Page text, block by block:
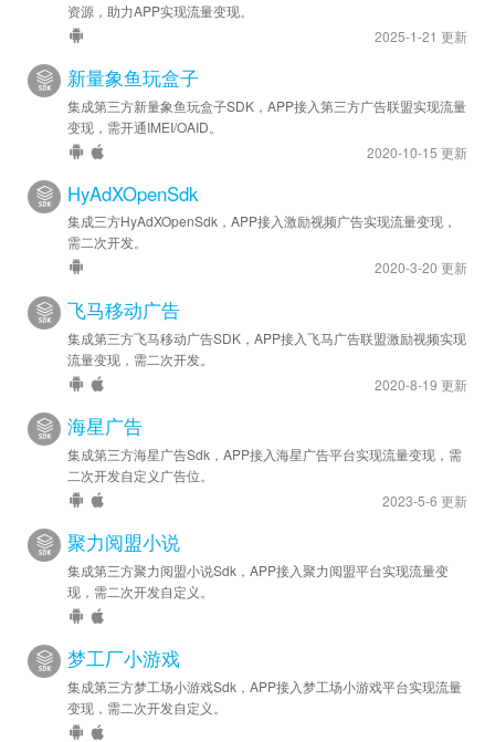
安卓优化 - SDK 升级至 v1.22.09.17
2022-08-23
安卓优化 - SDK 升级至 v1.22.08.05
2022-07-01
2022-06-14
安卓优化 - SDK 升级至 v1.22.06.09
2022-05-30
安卓新增 - interaction 接口增加 apiVersion 参数，以支持 SDK
新版 API。
2022-05-26
安卓优化 - SDK 升级至 v1.22.05.23
2022-05-17
安卓优化 - SDK 升级至 v1.22.05.15
2022-03-14
安卓优化 - SDK 升级至 v1.22.03.11
2022-03-10
安卓新增 - 已接入
资源，助力APP实现流量变现。
2025-1-21 更新
新量象鱼玩盒子
集成第三方新量象鱼玩盒子SDK，APP接入第三方广告联盟实现流量
变现，需开通IMEI/OAID。
2020-10-15 更新
HyAdXOpenSdk
集成三方HyAdXOpenSdk，APP接入激励视频广告实现流量变现，
需二次开发。
2020-3-20 更新
飞马移动广告
集成第三方飞马移动广告SDK，APP接入飞马广告联盟激励视频实现
流量变现，需二次开发。
2020-8-19 更新
海星广告
集成第三方海星广告Sdk，APP接入海星广告平台实现流量变现，需
二次开发自定义广告位。
2023-5-6 更新
聚力阅盟小说
集成第三方聚力阅盟小说Sdk，APP接入聚力阅盟平台实现流量变
现，需二次开发自定义。
梦工厂小游戏
集成第三方梦工场小游戏Sdk，APP接入梦工场小游戏平台实现流量
变现，需二次开发自定义。